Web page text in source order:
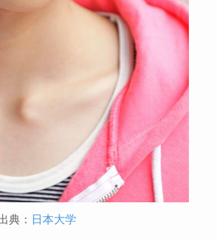
典： 日本大学